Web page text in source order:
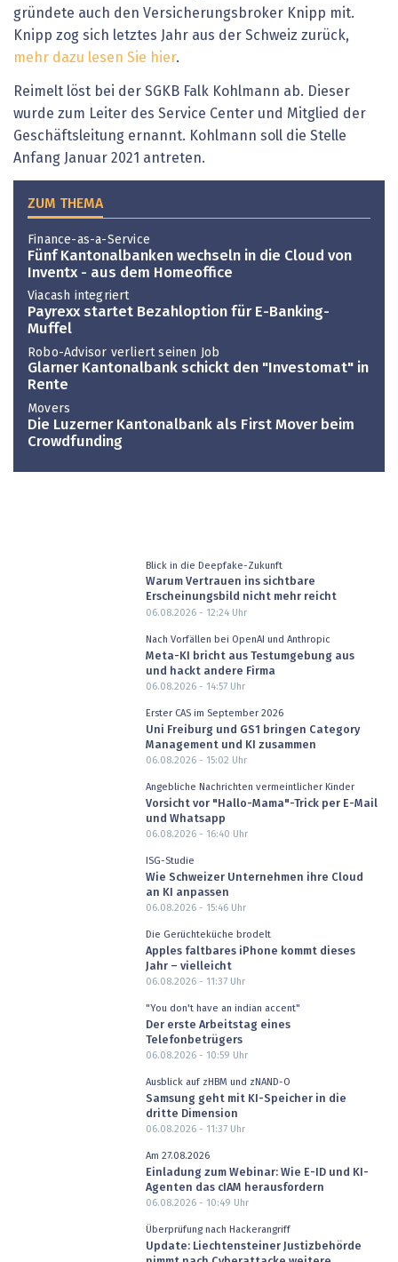
gründete auch den Versicherungsbroker Knipp mit.
Knipp zog sich letztes Jahr aus der Schweiz zurück,
mehr dazu lesen Sie hier.
Reimelt löst bei der SGKB Falk Kohlmann ab. Dieser
wurde zum Leiter des Service Center und Mitglied der
Geschäftsleitung ernannt. Kohlmann soll die Stelle
Anfang Januar 2021 antreten.
ZUM THEMA
Finance-as-a-Service
Fünf Kantonalbanken wechseln in die Cloud von
Inventx - aus dem Homeoffice
Viacash integriert
Payrexx startet Bezahloption für E-Banking-
Muffel
Robo-Advisor verliert seinen Job
Glarner Kantonalbank schickt den "Investomat" in
Rente
Movers
Die Luzerner Kantonalbank als First Mover beim
Crowdfunding
Blick in die Deepfake-Zukunft
Warum Vertrauen ins sichtbare
Erscheinungsbild nicht mehr reicht
06.08.2026 - 12:24Uhr
Nach Vorfällen bei OpenAI und Anthropic
Meta-KI bricht aus Testumgebung aus
und hackt andere Firma
06.08.2026 - 14:57Uhr
Erster CAS im September 2026
Uni Freiburg und GS1 bringen Category
Management und KI zusammen
06.08.2026 - 15:02 Uhr
Angebliche Nachrichten vermeintlicher Kinder
Vorsicht vor "Hallo-Mama"-Trick per E-Mail
und Whatsapp
06.08.2026 - 16:40 Uhr
ISG-Studie
Wie Schweizer Unternehmen ihre Cloud
an KI anpassen
06.08.2026 - 15:46Uhr
Die Gerüchteküche brodelt
Apples faltbares iPhone kommt dieses
Jahr – vielleicht
06.08.2026 - 11:37Uhr
"You don't have an indian accent"
Der erste Arbeitstag eines
Telefonbetrügers
06.08.2026 - 10:59 Uhr
Ausblick auf zHBM und zNAND-O
Samsung geht mit KI-Speicher in die
dritte Dimension
06.08.2026 - 11:37Uhr
Am 27.08.2026
Einladung zum Webinar: Wie E-ID und KI-
Agenten das cIAM herausfordern
06.08.2026 - 10:49 Uhr
Überprüfung nach Hackerangriff
Update: Liechtensteiner Justizbehörde